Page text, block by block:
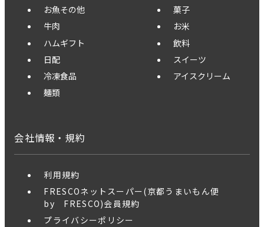
お魚その他
牛肉
ハムギフト
日配
冷凍食品
麺類
菓子
お米
飲料
スイーツ
アイスクリーム
会社情報・規約
利用規約
FRESCOネットスーパー(京都うまいもん便
by FRESCO)会員規約
プライバシーポリシー